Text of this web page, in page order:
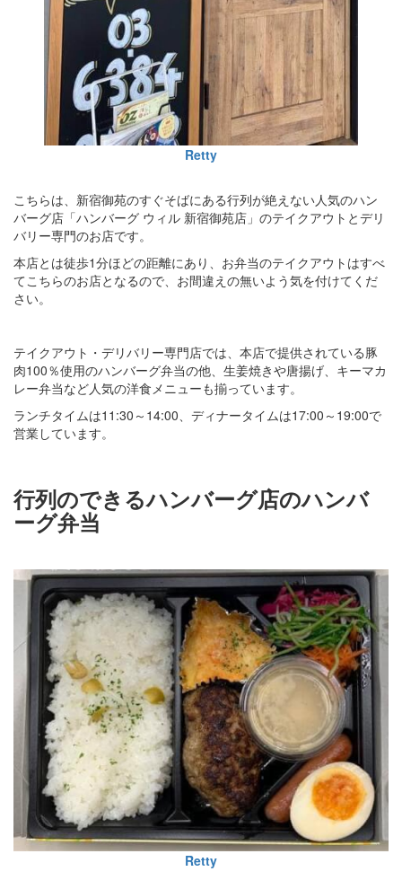
Retty
こちらは、新宿御苑のすぐそばにある行列が絶えない人気のハン
バーグ店「ハンバーグ ウィル 新宿御苑店」のテイクアウトとデリ
バリー専門のお店です。
本店とは徒歩1分ほどの距離にあり、お弁当のテイクアウトはすべ
てこちらのお店となるので、お間違えの無いよう気を付けてくだ
さい。
テイクアウト・デリバリー専門店では、本店で提供されている豚
肉100％使用のハンバーグ弁当の他、生姜焼きや唐揚げ、キーマカ
レー弁当など人気の洋食メニューも揃っています。
ランチタイムは11:30～14:00、ディナータイムは17:00～19:00で
営業しています。
行列のできるハンバーグ店のハンバ
ーグ弁当
Retty